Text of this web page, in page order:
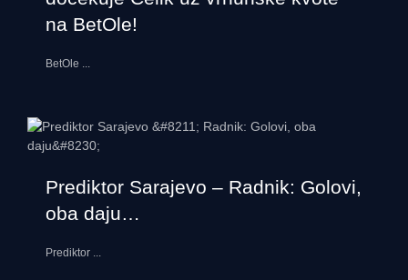
na BetOle!
BetOle ...
Prediktor Sarajevo – Radnik: Golovi,
oba daju…
Prediktor ...